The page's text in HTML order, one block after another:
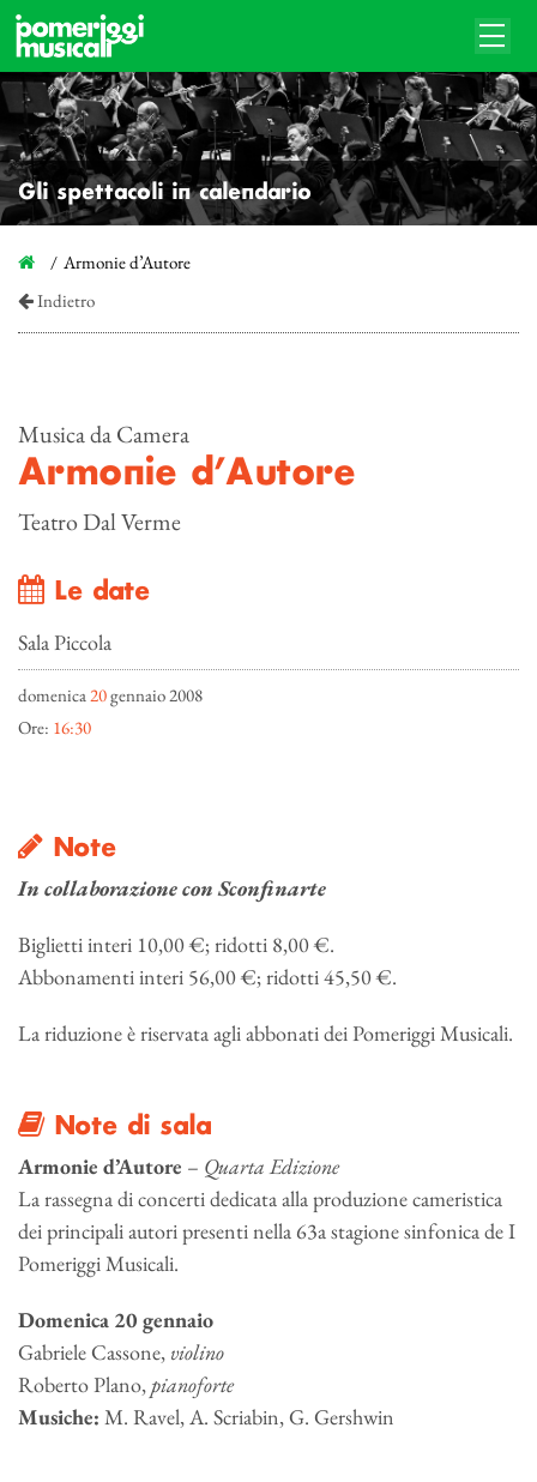
Gli spettacoli in calendario
Armonie d’Autore
Indietro
Musica da Camera
Armonie d’Autore
Teatro Dal Verme
Le date
Sala Piccola
domenica20gennaio 2008
Ore: 16:30
Note
In collaborazione con Sconfinarte
Biglietti interi 10,00 €; ridotti 8,00 €.
Abbonamenti interi 56,00 €; ridotti 45,50 €.
La riduzione è riservata agli abbonati dei Pomeriggi Musicali.
Note di sala
Armonie d’Autore – Quarta Edizione
La rassegna di concerti dedicata alla produzione cameristica
dei principali autori presenti nella 63a stagione sinfonica de I
Pomeriggi Musicali.
Domenica 20 gennaio
Gabriele Cassone, violino
Roberto Plano,pianoforte
Musiche: M. Ravel, A. Scriabin, G. Gershwin